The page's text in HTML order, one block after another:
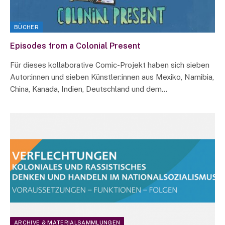
BÜCHER
Episodes from a Colonial Present
Für dieses kollaborative Comic-Projekt haben sich sieben
Autor:innen und sieben Künstler:innen aus Mexiko, Namibia,
China, Kanada, Indien, Deutschland und dem…
ARCHIVE & MATERIALSAMMLUNGEN